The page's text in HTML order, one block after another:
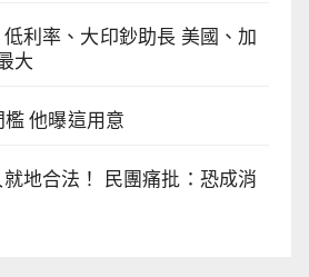
利率、大印鈔助長 美國、加
大
他曝這用意
地合法！ 民團痛批：恐成消